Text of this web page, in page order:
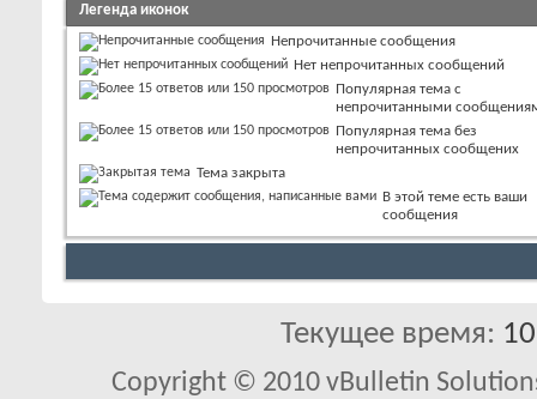
Легенда иконок
Непрочитанные сообщения
Нет непрочитанных сообщений
Популярная тема с
непрочитанными
Популярная тема без
непрочитанных сообщених
Тема закрыта
В этой теме есть ваши
сообщения
Текущее время:
Copyright © 2010 vBulletin